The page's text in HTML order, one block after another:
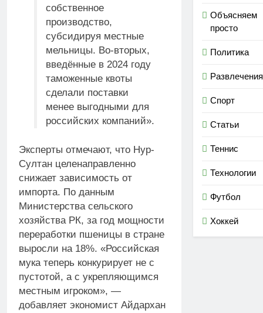
собственное
производство,
субсидируя местные
мельницы. Во-вторых,
введённые в 2024 году
таможенные квоты
сделали поставки
менее выгодными для
российских компаний».
Эксперты отмечают, что Нур-
Султан целенаправленно
снижает зависимость от
импорта. По данным
Министерства сельского
хозяйства РК, за год мощности
переработки пшеницы в стране
выросли на 18%. «Российская
мука теперь конкурирует не с
пустотой, а с укрепляющимся
местным игроком», —
добавляет экономист Айдархан
Объясняем
просто
Политика
Развлечения
Спорт
Статьи
Теннис
Технологии
Футбол
Хоккей